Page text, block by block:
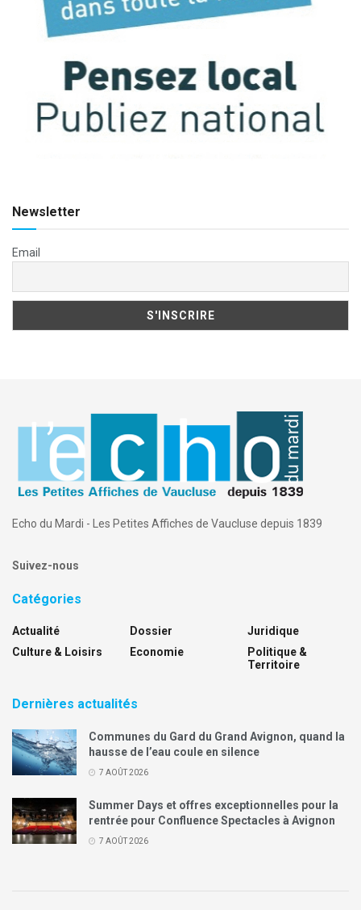
Newsletter
Email
Echo du Mardi - Les Petites Affiches de Vaucluse depuis 1839
Suivez-nous
Catégories
Actualité
Culture & Loisirs
Dossier
Economie
Juridique
Politique &
Territoire
Dernières actualités
Communes du Gard du Grand Avignon, quand la
hausse de l’eau coule en silence
7 AOÛT 2026
Summer Days et offres exceptionnelles pour la
rentrée pour Confluence Spectacles à Avignon
7 AOÛT 2026